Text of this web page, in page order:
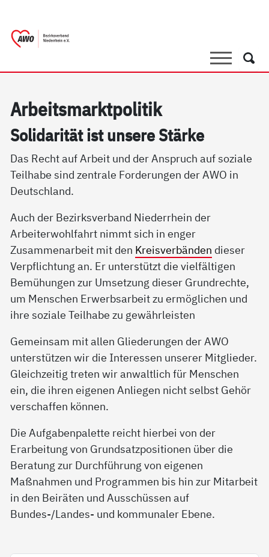
SucheSuche
Ar­beits­markt­po­li­tik
So­li­da­ri­tät ist un­se­re Stär­ke
Das Recht auf Arbeit und der Anspruch auf soziale
Teilhabe sind zentrale Forderungen der AWO in
Deutschland.
Auch der Bezirksverband Niederrhein der
Arbeiterwohlfahrt nimmt sich in enger
Zusammenarbeit mit den Kreisverbänden dieser
Verpflichtung an. Er unterstützt die vielfältigen
Bemühungen zur Umsetzung dieser Grundrechte,
um Menschen Erwerbsarbeit zu ermöglichen und
ihre soziale Teilhabe zu gewährleisten
Gemeinsam mit allen Gliederungen der AWO
unterstützen wir die Interessen unserer Mitglieder.
Gleichzeitig treten wir anwaltlich für Menschen
ein, die ihren eigenen Anliegen nicht selbst Gehör
verschaffen können.
Die Aufgabenpalette reicht hierbei von der
Erarbeitung von Grundsatzpositionen über die
Beratung zur Durchführung von eigenen
Maßnahmen und Programmen bis hin zur Mitarbeit
in den Beiräten und Ausschüssen auf
Bundes-/Landes- und kommunaler Ebene.